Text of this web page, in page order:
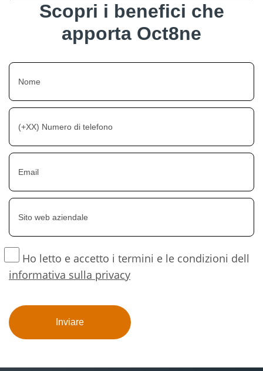
Scopri i benefici che
apporta Oct8ne
Ho letto e accetto i termini e le condizioni dell
informativa sulla privacy